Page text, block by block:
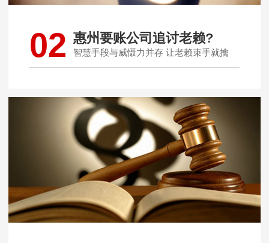
02 惠州要账公司追讨老赖?
智慧手段与威慑力并存 让老赖束手就擒